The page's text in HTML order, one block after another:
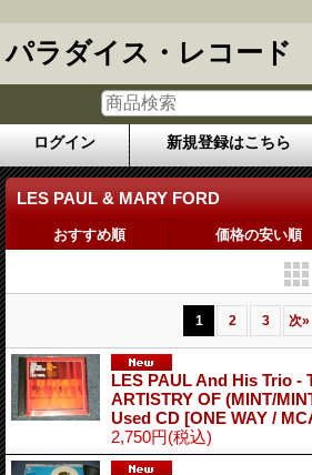
パラダイス・レコード
ログイン 新規登録はこちら
LES PAUL & MARY FORD
おすすめ順 価格の安い順
1 2 3 次»
LES PAUL And His Trio -
ARTISTRY OF (MINT/
Used CD [ONE WAY /
2,750円(税込)